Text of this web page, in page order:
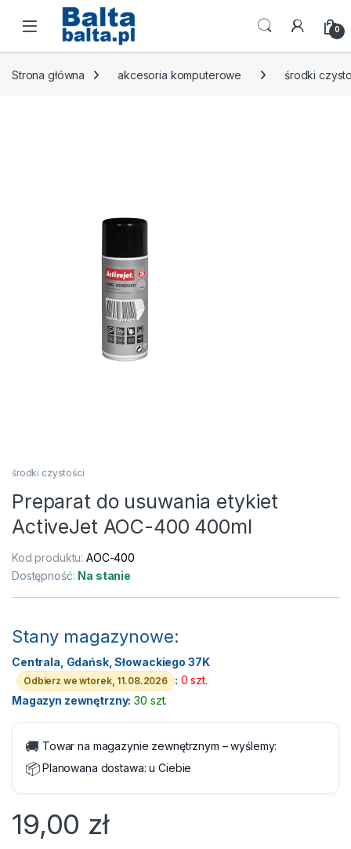
Skip to navigation
Skip to content
Open 0
Strona główna akcesoria komputerowe środki
środki czystości
Preparat do usuwania etykiet
ActiveJet AOC-400 400ml
Kod produktu:AOC-400
Dostępność: Na stanie
Stany magazynowe:
Centrala, Gdańsk, Słowackiego 37K
Odbierz we wtorek, 11.08.2026 : 0 szt.
Magazyn zewnętrzny: 30 szt.
🚚 Towar na magazynie zewnętrznym – wyślemy:
📦Planowana dostawa:u Ciebie
19,00 zł